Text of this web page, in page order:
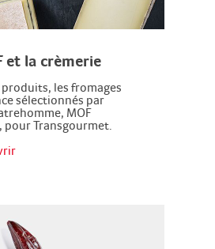
et la crèmerie
produits, les fromages
sélectionnés par
MOF
pour Transgourmet.